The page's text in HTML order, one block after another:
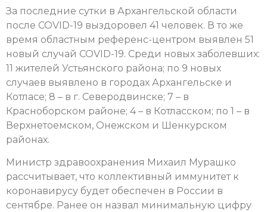
За последние сутки в Архангельской области
после COVID-19 выздоровел 41 человек. В то же
время областным референс-центром выявлен 51
новый случай COVID-19. Среди новых заболевших:
11 жителей Устьянского района; по 9 новых
случаев выявлено в городах Архангельске и
Котласе; 8 – в г. Северодвинске; 7 – в
Красноборском районе; 4 – в Котласском; по 1 – в
Верхнетоемском, Онежском и Шенкурском
районах.
Министр здравоохранения Михаил Мурашко
рассчитывает, что коллективный иммунитет к
коронавирусу будет обеспечен в России в
сентябре. Ранее он назвал минимальную цифру